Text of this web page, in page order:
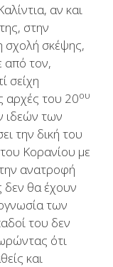
αν και
στην
σχολή σκέψης,
από τον,
σείχη
αρχές του 20ου
ιδεών των
την δική του
Κορανίου με
ανατροφή
δεν θα έχουν
των
του δεν
ότι
και